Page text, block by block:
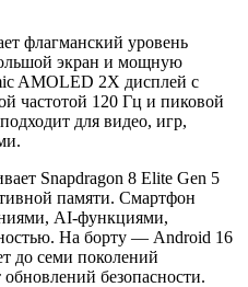
флагманский уровень
экран и мощную
AMOLED 2X дисплей с
частотой 120 Гц и пиковой
для видео, игр,
Snapdragon 8 Elite Gen 5
памяти. Смартфон
AI-функциями,
На борту — Android 16
до семи поколений
безопасности.